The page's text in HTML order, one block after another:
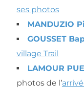
ses photos
MANDUZIO
GOUSSET
village Trail
LAMOUR
photos de l’